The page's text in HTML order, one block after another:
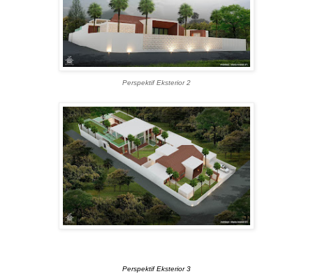
Perspektif Eksterior 2
Perspektif Eksterior 3